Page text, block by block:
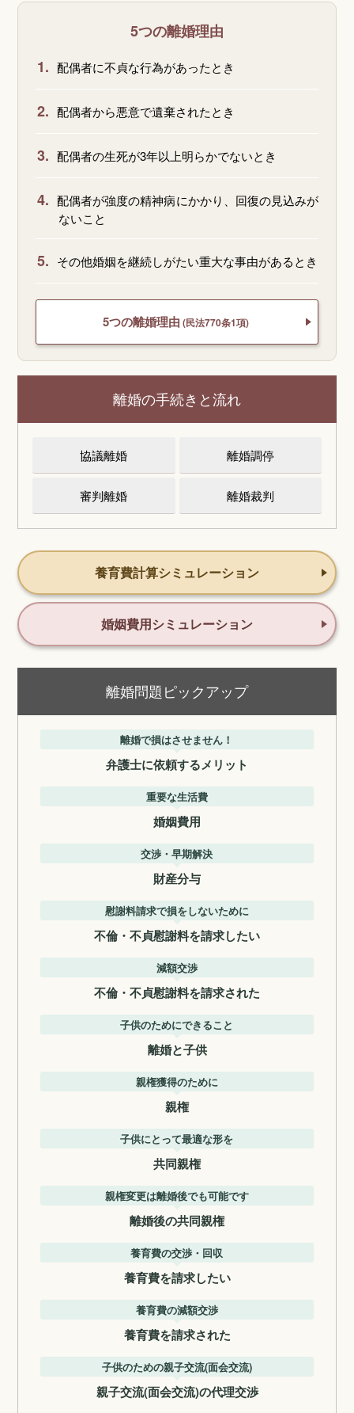
5つの離婚理由
1. 配偶者に不貞な行為があったとき
2. 配偶者から悪意で遺棄されたとき
3. 配偶者の生死が3年以上明らかでないとき
4. 配偶者が強度の精神病にかかり、回復の見込みが
ないこと
5. その他婚姻を継続しがたい重大な事由があるとき
5つの離婚理由 (民法770条1項)
離婚の手続きと流れ
協議離婚 離婚調停
審判離婚 離婚裁判
養育費計算シミュレーション
婚姻費用シミュレーション
離婚問題ピックアップ
離婚で損はさせません！
弁護士に依頼するメリット
重要な生活費
婚姻費用
交渉・早期解決
財産分与
慰謝料請求で損をしないために
不倫・不貞慰謝料を請求したい
減額交渉
不倫・不貞慰謝料を請求された
子供のためにできること
離婚と子供
親権獲得のために
親権
子供にとって最適な形を
共同親権
親権変更は離婚後でも可能です
離婚後の共同親権
養育費の交渉・回収
養育費を請求したい
養育費の減額交渉
養育費を請求された
子供のための親子交流(面会交流)
親子交流(面会交流)の代理交渉